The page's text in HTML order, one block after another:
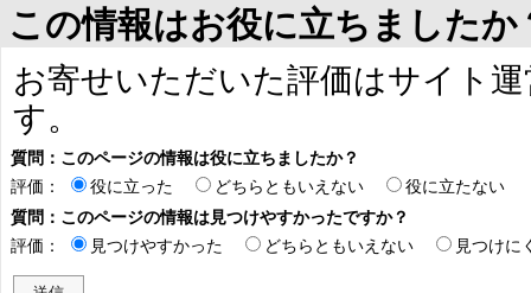
この情報はお役に立ちましたか
お寄せいただいた評価はサイト
す。
質問：このページの情報は役に立ちましたか？
評価：
役に立った どちらともいえない
役に立たない
質問：このページの情報は見つけやすかったですか？
評価：
見つけやすかった どちらともいえない 見つけに